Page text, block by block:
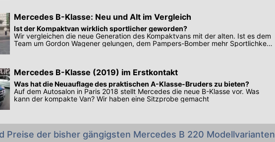
Mercedes B-Klasse: Neu und Alt im Vergleich
Ist der Kompaktvan wirklich sportlicher geworden?
Wir vergleichen die neue Generation des Kompaktvans mit der alten. Ist es dem
Team um Gordon Wagener gelungen, dem Pampers-Bomber mehr Sportlichkeit
Mercedes B-Klasse (2019) im Erstkontakt
Was hat die Neuauflage des praktischen A-Klasse-Bruders zu bieten?
Auf dem Autosalon in Paris 2018 stellt Mercedes die neue B-Klasse vor. Was
kann der kompakte Van? Wir haben eine Sitzprobe gemacht
Preise der bisher gängigsten Mercedes B 220 Modellvarianten